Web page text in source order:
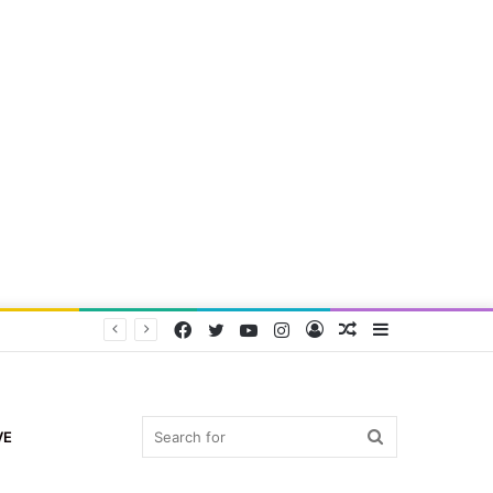
Random
Log
Instagram
YouTube
Twitter
Facebook